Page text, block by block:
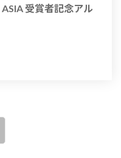
受賞者記念アル